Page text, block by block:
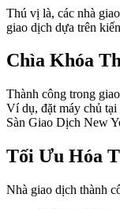
Thú vị là, các nhà
giao dịch dựa trên
Chìa Khóa
Thành công trong
Ví dụ, đặt máy chủ
Sàn Giao Dịch New
Tối Ưu Hóa
Nhà giao dịch thành